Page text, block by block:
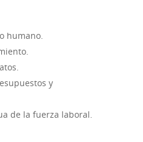
humano.
y
de la fuerza laboral.